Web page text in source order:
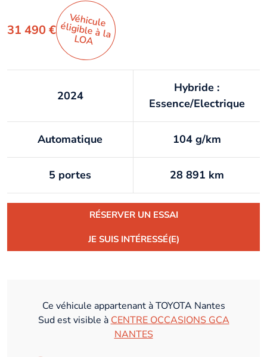
31 490 €
Véhicule
éligible à la
LO
A
2024
Hybride :
Essence/Electrique
Automatique 104 g/km
5 portes 28 891 km
RÉSERVER UN ESSAI
JE SUIS INTÉRESSÉ(E)
Ce véhicule appartenant à TOYOTA Nantes
Sud est visible à CENTRE OCCASIONS GCA
NANTES